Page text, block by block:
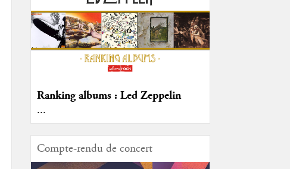
Ranking albums : Led Zeppelin
...
Compte-rendu de concert